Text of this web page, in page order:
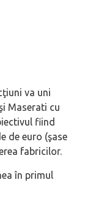
va uni
Maserati cu
fiind
de euro (şase
fabricilor.
în primul